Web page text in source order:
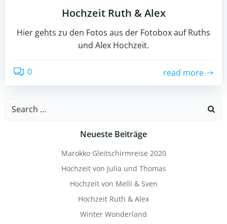
Hochzeit Ruth & Alex
Hier gehts zu den Fotos aus der Fotobox auf Ruths
und Alex Hochzeit.
0 read more
Search
Neueste Beiträge
Marokko Gleitschirmreise 2020
Hochzeit von Julia und Thomas
Hochzeit von Melli & Sven
Hochzeit Ruth & Alex
Winter Wonderland